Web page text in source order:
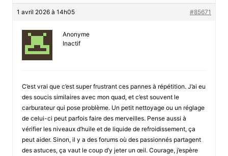
1 avril 2026 à 14h05 #85671
Anonyme
Inactif
C’est vrai que c’est super frustrant ces pannes à répétition. J’ai eu
des soucis similaires avec mon quad, et c’est souvent le
carburateur qui pose problème. Un petit nettoyage ou un réglage
de celui-ci peut parfois faire des merveilles. Pense aussi à
vérifier les niveaux d’huile et de liquide de refroidissement, ça
peut aider. Sinon, il y a des forums où des passionnés partagent
des astuces, ça vaut le coup d’y jeter un œil. Courage, j’espère